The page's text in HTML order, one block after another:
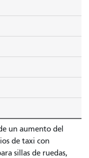
un aumento del
de taxi con
sillas de ruedas,